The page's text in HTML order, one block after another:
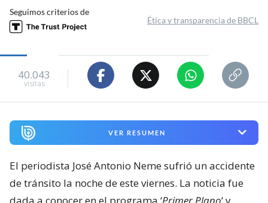
Seguimos criterios de
Ética y transparencia de BBCL
40.043
visitas
VER RESUMEN
El periodista José Antonio Neme sufrió un accidente
de tránsito la noche de este viernes. La noticia fue
dada a conocer en el programa ‘Primer Plano‘ y